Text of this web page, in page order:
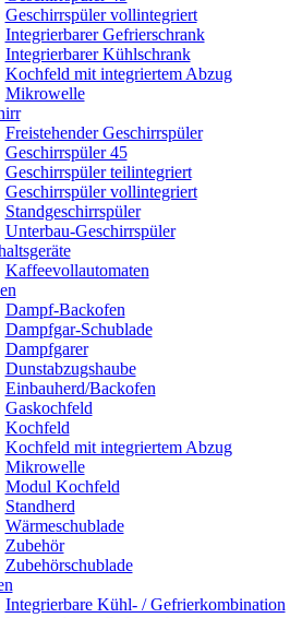
Geschirrspüler vollintegriert
Integrierbarer Gefrierschrank
Integrierbarer Kühlschrank
Kochfeld mit integriertem Abzug
Mikrowelle
Freistehender Geschirrspüler
Geschirrspüler 45
Geschirrspüler teilintegriert
Geschirrspüler vollintegriert
Standgeschirrspüler
Unterbau-Geschirrspüler
Kaffeevollautomaten
Dampf-Backofen
Dampfgar-Schublade
Dampfgarer
Dunstabzugshaube
Einbauherd/Backofen
Gaskochfeld
Kochfeld
Kochfeld mit integriertem Abzug
Mikrowelle
Modul Kochfeld
Standherd
Wärmeschublade
Zubehör
Zubehörschublade
Integrierbare Kühl- / Gefrierkombination